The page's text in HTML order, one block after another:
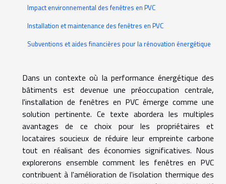
Impact environnemental des fenêtres en PVC
Installation et maintenance des fenêtres en PVC
Subventions et aides financières pour la rénovation énergétique
Dans un contexte où la performance énergétique des
bâtiments est devenue une préoccupation centrale,
l'installation de fenêtres en PVC émerge comme une
solution pertinente. Ce texte abordera les multiples
avantages de ce choix pour les propriétaires et
locataires soucieux de réduire leur empreinte carbone
tout en réalisant des économies significatives. Nous
explorerons ensemble comment les fenêtres en PVC
contribuent à l'amélioration de l'isolation thermique des